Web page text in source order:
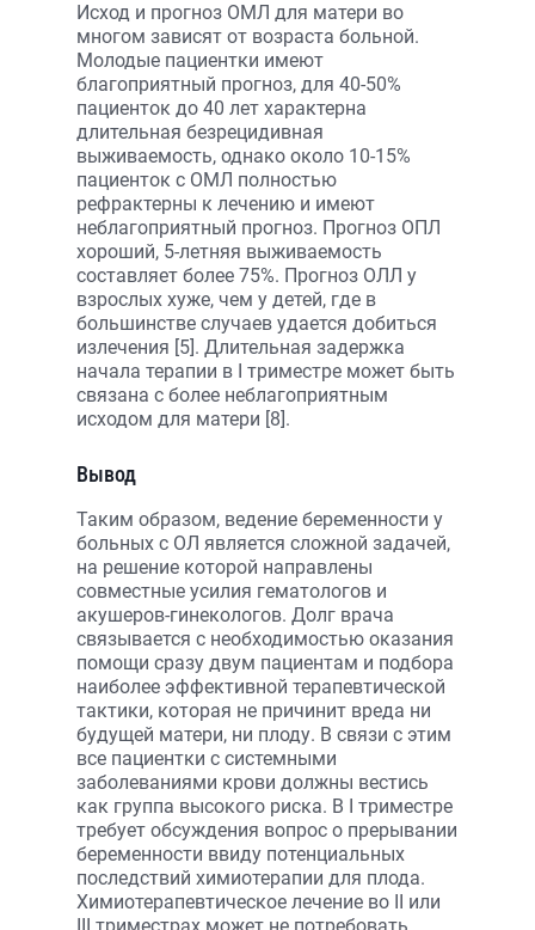
Исход и прогноз ОМЛ для матери во
многом зависят от возраста больной.
Молодые пациентки имеют
благоприятный прогноз, для 40-50%
пациенток до 40 лет характерна
длительная безрецидивная
выживаемость, однако около 10-15%
пациенток с ОМЛ полностью
рефрактерны к лечению и имеют
неблагоприятный прогноз. Прогноз ОПЛ
хороший, 5-летняя выживаемость
составляет более 75%. Прогноз ОЛЛ у
взрослых хуже, чем у детей, где в
большинстве случаев удается добиться
излечения [5]. Длительная задержка
начала терапии в I триместре может быть
связана с более неблагоприятным
исходом для матери [8].
Вывод
Таким образом, ведение беременности у
больных с ОЛ является сложной задачей,
на решение которой направлены
совместные усилия гематологов и
акушеров-гинекологов. Долг врача
связывается с необходимостью оказания
помощи сразу двум пациентам и подбора
наиболее эффективной терапевтической
тактики, которая не причинит вреда ни
будущей матери, ни плоду. В связи с этим
все пациентки с системными
заболеваниями крови должны вестись
как группа высокого риска. В I триместре
требует обсуждения вопрос о прерывании
беременности ввиду потенциальных
последствий химиотерапии для плода.
Химиотерапевтическое лечение во II или